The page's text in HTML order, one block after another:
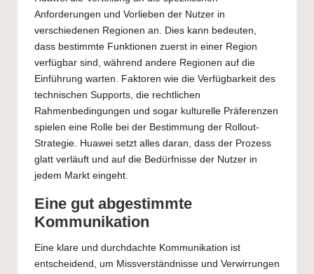
Anforderungen und Vorlieben der Nutzer in
verschiedenen Regionen an. Dies kann bedeuten,
dass bestimmte Funktionen zuerst in einer Region
verfügbar sind, während andere Regionen auf die
Einführung warten. Faktoren wie die Verfügbarkeit des
technischen Supports, die rechtlichen
Rahmenbedingungen und sogar kulturelle Präferenzen
spielen eine Rolle bei der Bestimmung der Rollout-
Strategie. Huawei setzt alles daran, dass der Prozess
glatt verläuft und auf die Bedürfnisse der Nutzer in
jedem Markt eingeht.
Eine gut abgestimmte
Kommunikation
Eine klare und durchdachte Kommunikation ist
entscheidend, um Missverständnisse und Verwirrungen